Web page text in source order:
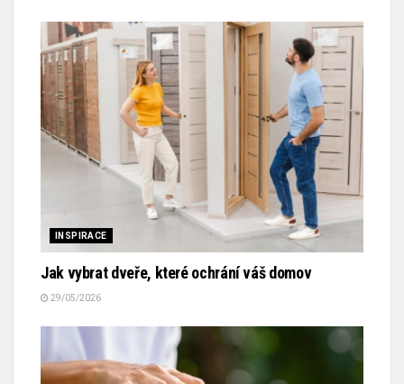
INSPIRACE
Jak vybrat dveře, které ochrání váš domov
29/05/2026